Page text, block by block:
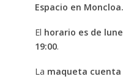
Espacio en Moncloa.
El horario es de
19:00.
La maqueta